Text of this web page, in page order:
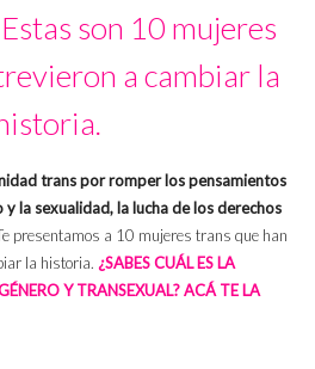
son 10 mujeres
a cambiar la
trans por romper los pensamientos
la sexualidad, la lucha de los derechos
presentamos a 10 mujeres trans que han
la historia. ¿SABES CUÁL ES LA
Y TRANSEXUAL? ACÁ TE LA